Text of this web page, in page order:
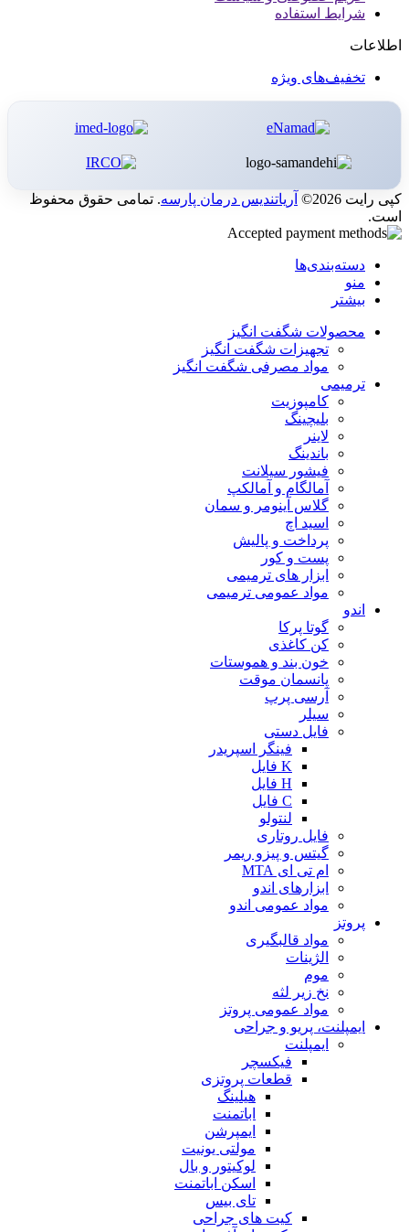
شرایط استفاده
اطلاعات
تخفیف‌های ویژه
کپی رایت 2026© آریاتندیس درمان پارسه. تمامی حقوق محفوظ
است.
دسته‌بندی‌ها
منو
بیشتر
محصولات شگفت انگیز
تجهیزات شگفت انگیز
مواد مصرفی شگفت انگیز
ترمیمی
کامپوزیت
بلیچینگ
لاینر
باندینگ
فیشور سیلانت
آمالگام و آمالکپ
گلاس آینومر و سمان
اسید اچ
پرداخت و پالیش
پست و کور
ابزار های ترمیمی
مواد عمومی ترمیمی
اندو
گوتا پرکا
کن کاغذی
خون بند و هموستات
پانسمان موقت
آرسی پرپ
سیلر
فایل دستی
فینگر اسپریدر
K فایل
H فایل
C فایل
لنتولو
فایل روتاری
گیتس و پیزو ریمر
ام تی ای MTA
ابزارهای اندو
مواد عمومی اندو
پروتز
مواد قالبگیری
الژینات
موم
نخ زیر لثه
مواد عمومی پروتز
ایمپلنت، پریو و جراحی
ایمپلنت
فیکسچر
قطعات پروتزی
هیلینگ
اباتمنت
ایمپرشن
مولتی یونیت
لوکیتور و بال
اسکن اباتمنت
تای بیس
کیت های جراحی